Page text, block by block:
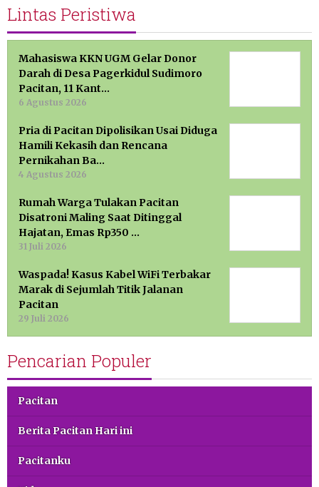
Lintas Peristiwa
Mahasiswa KKN UGM Gelar Donor
Darah di Desa Pagerkidul Sudimoro
Pacitan, 11 Kant…
6 Agustus 2026
Pria di Pacitan Dipolisikan Usai Diduga
Hamili Kekasih dan Rencana
Pernikahan Ba…
4 Agustus 2026
Rumah Warga Tulakan Pacitan
Disatroni Maling Saat Ditinggal
Hajatan, Emas Rp350 …
31 Juli 2026
Waspada! Kasus Kabel WiFi Terbakar
Marak di Sejumlah Titik Jalanan
Pacitan
29 Juli 2026
Pencarian Populer
Pacitan
Berita Pacitan Hari ini
Pacitanku